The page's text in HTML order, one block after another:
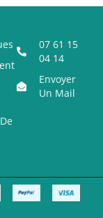
07 61 15
04 14
Envoyer
Un Mail